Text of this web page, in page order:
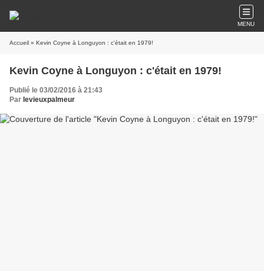
MENU
Accueil » Kevin Coyne à Longuyon : c'était en 1979!
Kevin Coyne à Longuyon : c'était en 1979!
Publié le 03/02/2016 à 21:43
Par levieuxpalmeur